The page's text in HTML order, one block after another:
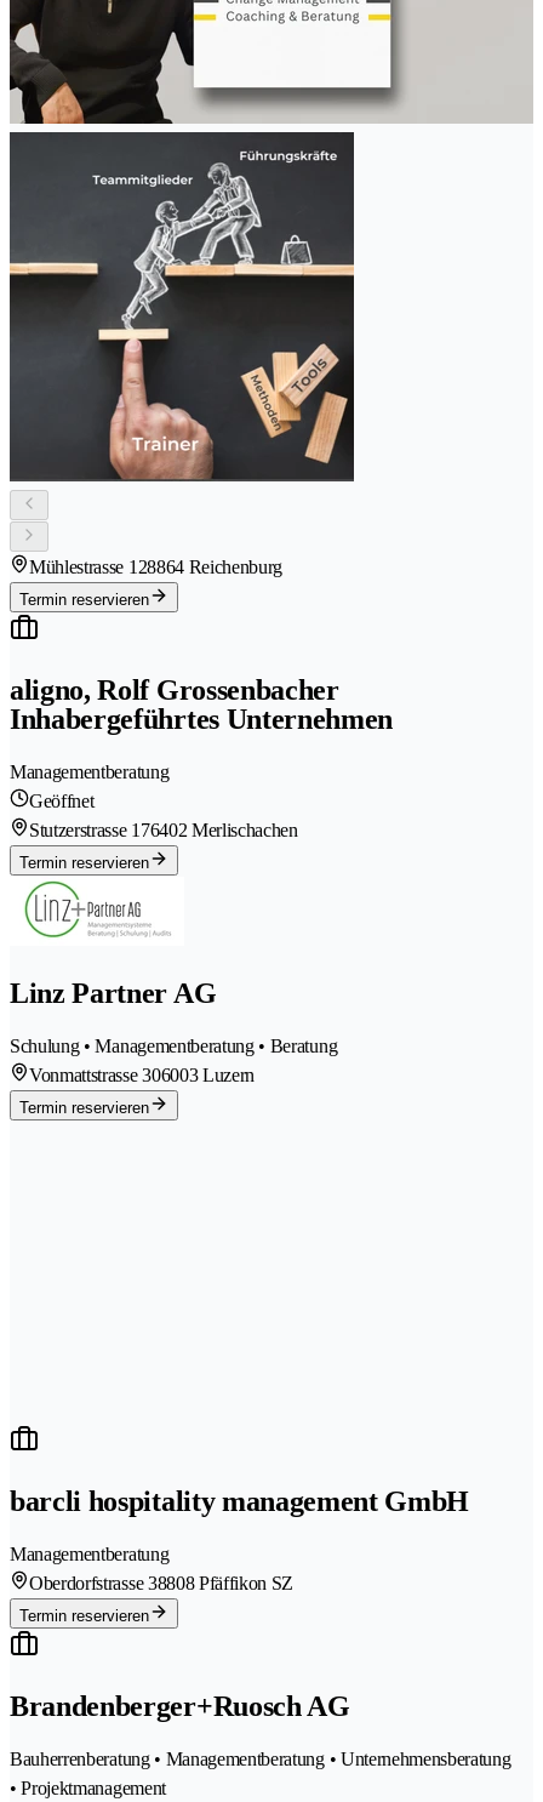
Mühlestrasse 128864 Reichenburg
Termin reservieren
aligno, Rolf Grossenbacher
Inhabergeführtes Unternehmen
Managementberatung
Geöffnet
Stutzerstrasse 176402 Merlischachen
Termin reservieren
Linz Partner AG
Schulung • Managementberatung • Beratung
Vonmattstrasse 306003 Luzern
Termin reservieren
barcli hospitality management GmbH
Managementberatung
Oberdorfstrasse 38808 Pfäffikon SZ
Termin reservieren
Brandenberger+Ruosch AG
Bauherrenberatung • Managementberatung • Unternehmensberatung
• Projektmanagement